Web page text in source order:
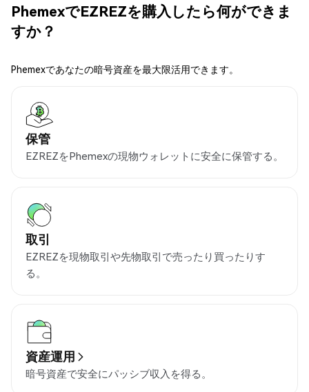
PhemexでEZREZを購入したら何ができま
すか？
Phemexであなたの暗号資産を最大限活用できます。
保管
EZREZをPhemexの現物ウォレットに安全に保管する。
取引
EZREZを現物取引や先物取引で売ったり買ったりす
る。
資産運用
暗号資産で安全にパッシブ収入を得る。